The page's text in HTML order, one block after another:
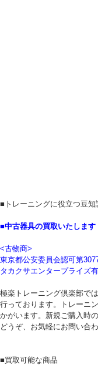
■トレーニングに役立つ豆
■中古器具の買取いたします
<古物商>
東京都公安委員会認可第
タカクサエンタープライズ
極楽トレーニング倶楽部で
行っております。トレーニ
かがいます。新規ご購入時
どうぞ、お気軽にお問い合
■買取可能な商品